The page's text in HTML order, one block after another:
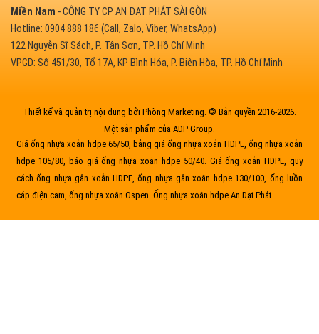
Miền Nam - CÔNG TY CP AN ĐẠT PHÁT SÀI GÒN
Hotline: 0904 888 186 (Call, Zalo, Viber, WhatsApp)
122 Nguyễn Sĩ Sách, P. Tân Sơn, TP. Hồ Chí Minh
VPGD: Số 451/30, Tổ 17A, KP Bình Hóa, P. Biên Hòa, TP. Hồ Chí Minh
Thiết kế và quản trị nội dung bởi Phòng Marketing. © Bản quyền 2016-2026.
Một sản phẩm của ADP Group.
Giá ống nhựa xoắn hdpe 65/50, bảng giá ống nhựa xoắn HDPE, ống nhựa xoắn
hdpe 105/80, báo giá ống nhựa xoắn hdpe 50/40. Giá ống xoắn HDPE, quy
cách ống nhựa gân xoắn HDPE, ống nhựa gân xoắn hdpe 130/100, ống luồn
cáp điện cam, ống nhựa xoắn Ospen. Ống nhựa xoắn hdpe An Đạt Phát